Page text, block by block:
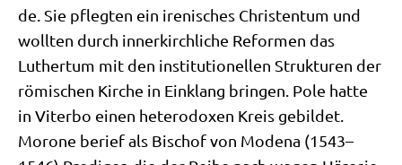
de. Sie pfleg­ten ein ire­ni­sches Chri­sten­tum und
woll­ten durch inner­kirch­li­che Refor­men das
Luther­tum mit den insti­tu­tio­nel­len Struk­tu­ren der
römi­schen Kir­che in Ein­klang brin­gen. Pole hat­te
in Viter­bo einen hete­ro­do­xen Kreis gebil­det.
Morone berief als Bischof von Mode­na (1543–